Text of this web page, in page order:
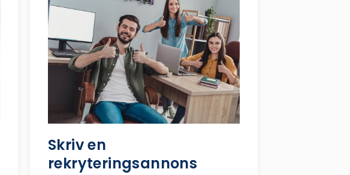
Skriv en
rekryteringsannons